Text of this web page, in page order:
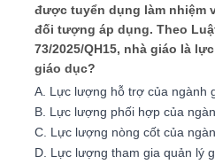
được tuyển dụng làm nhiệm
đối tượng áp dụng. Theo
73/2025/QH15, nhà giáo là
giáo dục?
A. Lực lượng hỗ trợ của ngành
B. Lực lượng phối hợp của
C. Lực lượng nòng cốt của
D. Lực lượng tham gia quản lý